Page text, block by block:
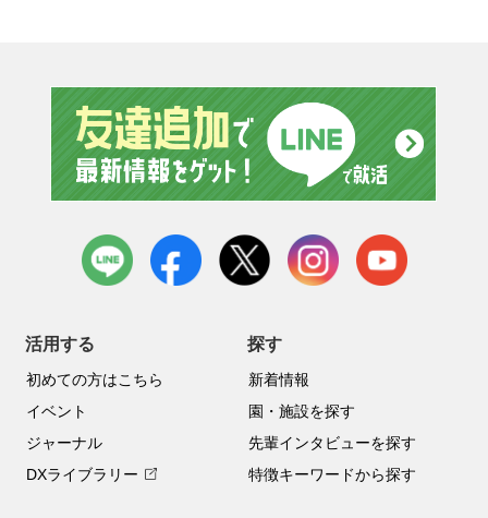
LINE facebook instagramyoutube
活用する
初めての方はこちら
イベント
ジャーナル
DXライブラリー
探す
新着情報
園・施設を探す
先輩インタビューを探す
特徴キーワードから探す